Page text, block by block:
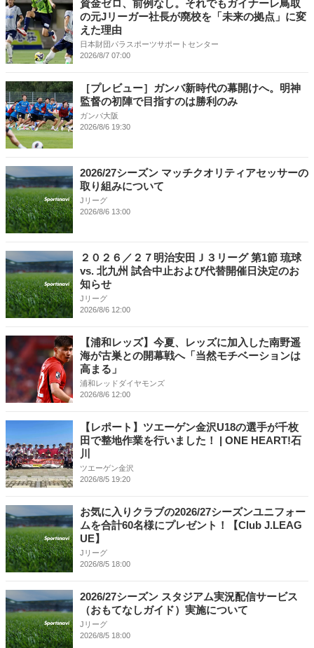
資金ゼロ、前例なし。それでもガイナーレ鳥取
の元Jリーガー社長が廃校を「未来の拠点」に変
えた理由
日本財団パラスポーツサポートセンター
2026/8/7 07:00
［プレビュー］ガンバ新時代の幕開けへ。明神
監督の初陣で目指すのは勝利のみ
ガンバ大阪
2026/8/6 19:30
2026/27シーズン マッチクオリティアセッサーの
取り組みについて
Jリーグ
2026/8/6 13:00
２０２６／２７明治安田Ｊ３リーグ 第1節 琉球
vs. 北九州 試合中止および代替開催日決定のお
知らせ
Jリーグ
2026/8/6 12:00
【浦和レッズ】今夏、レッズに加入した南野遥
海が古巣との開幕戦へ「当然モチベーションは
高まる」
浦和レッドダイヤモンズ
2026/8/6 12:00
【レポート】ツエーゲン金沢U18の選手が千枚
田で整地作業を行いました！ | ONE HEART!石
川
ツエーゲン金沢
2026/8/5 19:20
お気に入りクラブの2026/27シーズンユニフォー
ムを合計60名様にプレゼント！【Club J.LEAG
UE】
Jリーグ
2026/8/5 18:00
2026/27シーズン スタジアム実況配信サービス
（おもてなしガイド）実施について
Jリーグ
2026/8/5 18:00